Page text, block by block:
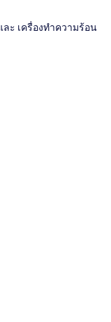
ะ เครื่องทำความร้อน